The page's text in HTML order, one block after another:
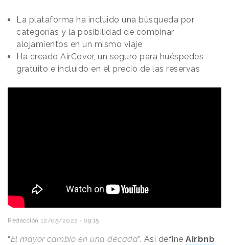
La plataforma ha incluido una búsqueda por
categorías y la posibilidad de combinar
alojamientos en un mismo viaje
Ha creado AirCover, un seguro para huéspedes
gratuito e incluido en el precio de las reservas
Redacción 12/05/2022 · 09:15
“El mayor cambio en una década”. Así define Airbnb